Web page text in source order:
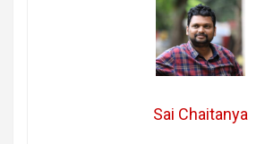
Sai Chaitanya